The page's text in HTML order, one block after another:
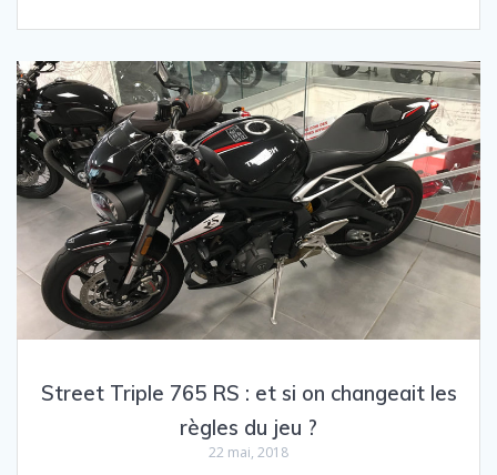
Street Triple 765 RS : et si on changeait les
règles du jeu ?
22 mai, 2018